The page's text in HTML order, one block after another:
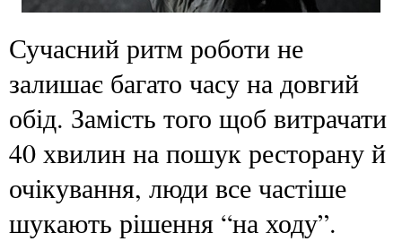
Сучасний ритм роботи не
залишає багато часу на довгий
обід. Замість того щоб витрачати
40 хвилин на пошук ресторану й
очікування, люди все частіше
шукають рішення “на ходу”.